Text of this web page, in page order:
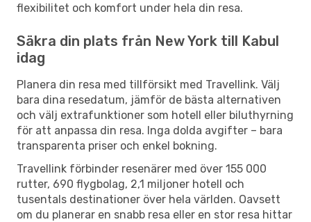
flexibilitet och komfort under hela din resa.
Säkra din plats från New York till Kabul
idag
Planera din resa med tillförsikt med Travellink. Välj
bara dina resedatum, jämför de bästa alternativen
och välj extrafunktioner som hotell eller biluthyrning
för att anpassa din resa. Inga dolda avgifter – bara
transparenta priser och enkel bokning.
Travellink förbinder resenärer med över 155 000
rutter, 690 flygbolag, 2,1 miljoner hotell och
tusentals destinationer över hela världen. Oavsett
om du planerar en snabb resa eller en stor resa hittar